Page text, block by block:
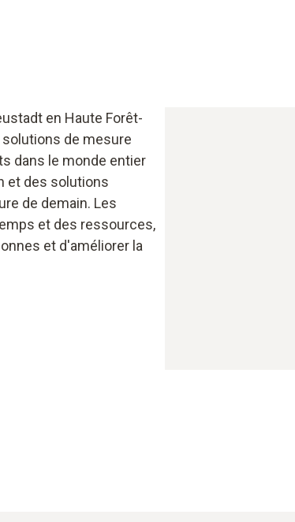
en Haute Forêt-
solutions de mesure
dans le monde entier
et des solutions
de demain. Les
et des ressources,
et d'améliorer la